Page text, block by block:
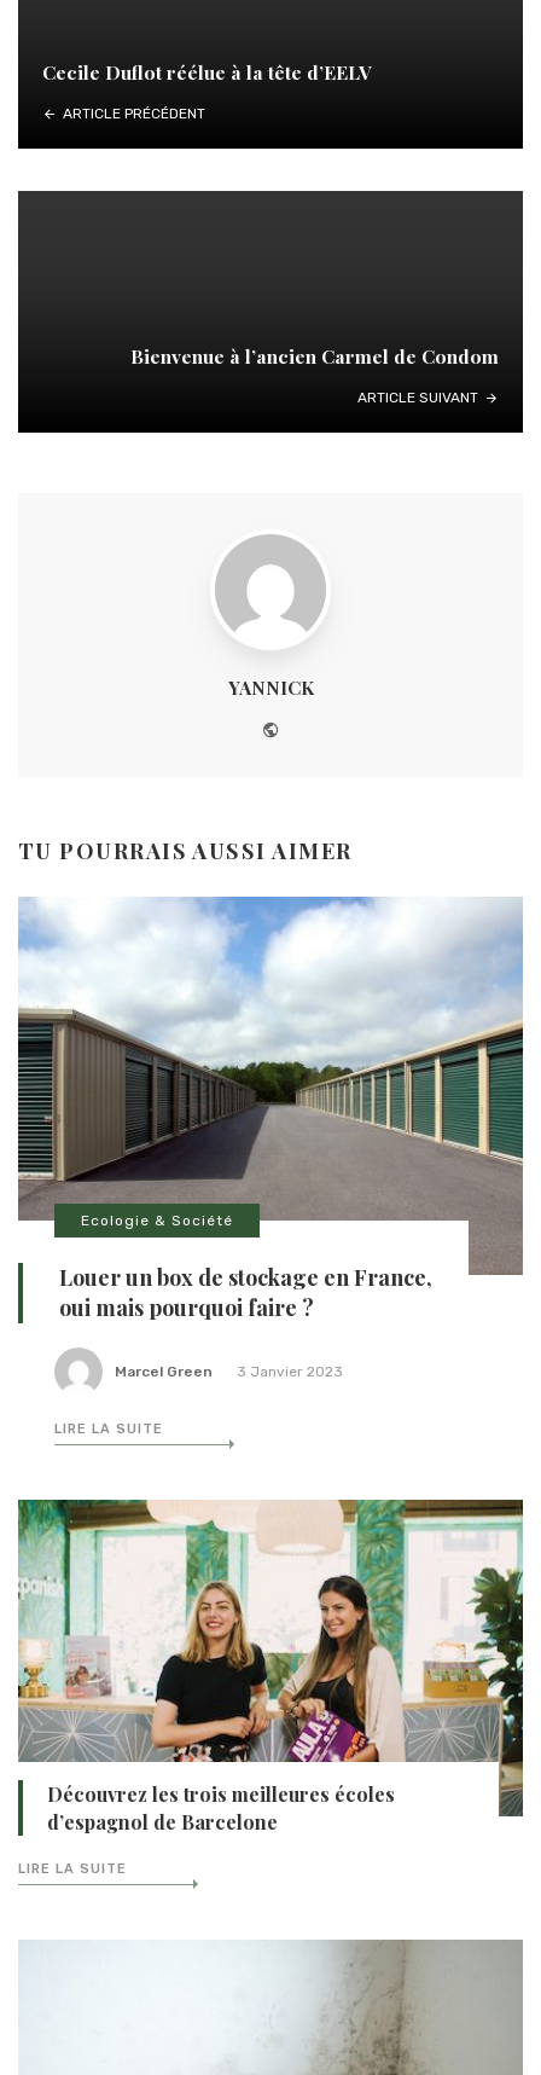
Cecile Duflot réélue à la tête d’EELV
ARTICLE PRÉCÉDENT
Bienvenue à l’ancien Carmel de Condom
ARTICLE SUIVANT
YANNICK
TU POURRAIS AUSSI AIMER
Ecologie & Société
Louer un box de stockage en France,
oui mais pourquoi faire ?
Marcel Green 3 Janvier 2023
LIRE LA SUITE
Découvrez les trois meilleures écoles
d’espagnol de Barcelone
LIRE LA SUITE